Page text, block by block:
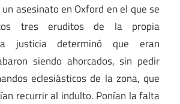
asesinato en Oxford en el que se
tres eruditos de la propia
justicia determinó que eran
siendo ahorcados, sin pedir
eclesiásticos de la zona, que
recurrir al indulto. Ponían la falta